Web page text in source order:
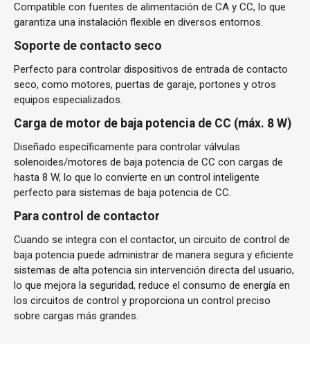
Compatible con fuentes de alimentación de CA y CC, lo que
garantiza una instalación flexible en diversos entornos.
Soporte de contacto seco
Perfecto para controlar dispositivos de entrada de contacto
seco, como motores, puertas de garaje, portones y otros
equipos especializados.
Carga de motor de baja potencia de CC (máx. 8 W)
Diseñado específicamente para controlar válvulas
solenoides/motores de baja potencia de CC con cargas de
hasta 8 W, lo que lo convierte en un control inteligente
perfecto para sistemas de baja potencia de CC.
Para control de contactor
Cuando se integra con el contactor, un circuito de control de
baja potencia puede administrar de manera segura y eficiente
sistemas de alta potencia sin intervención directa del usuario,
lo que mejora la seguridad, reduce el consumo de energía en
los circuitos de control y proporciona un control preciso
sobre cargas más grandes.